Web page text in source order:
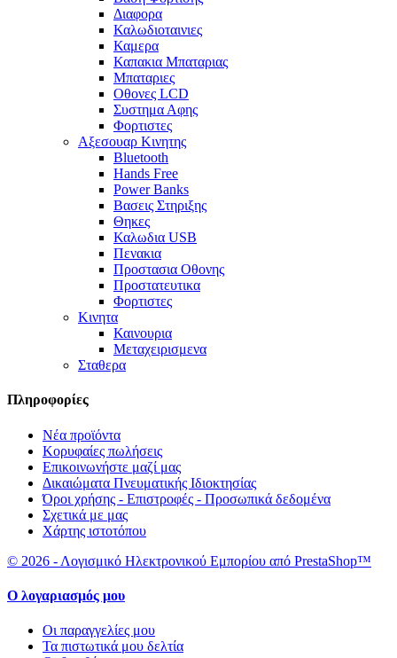
Διαφορα
Καλωδιοταινιες
Καμερα
Καπακια Μπαταριας
Μπαταριες
Οθονες LCD
Συστημα Αφης
Φορτιστες
Αξεσουαρ Κινητης
Bluetooth
Hands Free
Power Banks
Βασεις Στηριξης
Θηκες
Καλωδια USB
Πενακια
Προστασια Οθονης
Προστατευτικα
Φορτιστες
Κινητα
Καινουρια
Μεταχειρισμενα
Σταθερα
Πληροφορίες
Νέα προϊόντα
Κορυφαίες πωλήσεις
Επικοινωνήστε μαζί μας
Δικαιώματα Πνευματικής Ιδιοκτησίας
Όροι χρήσης - Επιστροφές - Προσωπικά δεδομένα
Σχετικά με μας
Χάρτης ιστοτόπου
© 2026 - Λογισμικό Ηλεκτρονικού Εμπορίου από PrestaShop™
Ο λογαριασμός μου
Οι παραγγελίες μου
Τα πιστωτικά μου δελτία